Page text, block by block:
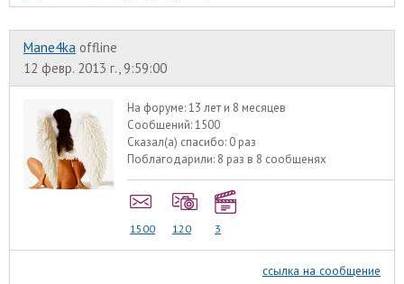
Mane4ka offline
12 февр. 2013 г., 9:59:00
На форуме:13 лет и 8 месяцев
Сообщений:1500
Сказал(а) спасибо: 0 раз
Поблагодарили: 8 раз в 8 сообщенях
1500 120 3
ссылка на сообщение